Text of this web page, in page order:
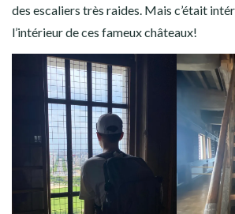
des escaliers très raides. Mais c’était
l’intérieur de ces fameux châteaux!